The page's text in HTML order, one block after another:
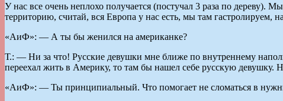
У нас все очень неплохо получается (постучал 3 раза по
территорию, считай, вся Европа у нас есть, мы там гастролируем,
«АиФ»: — А ты бы женился на американке?
Т.: — Ни за что! Русские девушки мне ближе по внутреннему
переехал жить в Америку, то там бы нашел себе русскую девушку.
«АиФ»: — Ты принципиальный. Что помогает не сломаться в